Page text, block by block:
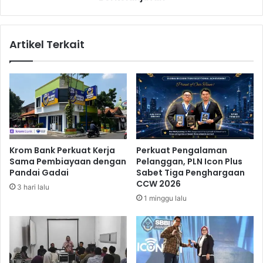
i
n
P
e
n
r
a
a
K
a
Artikel Terkait
Krom Bank Perkuat Kerja
Sama Pembiayaan dengan
Pandai Gadai
3 hari lalu
Perkuat Pengalaman
Pelanggan, PLN Icon Plus
Sabet Tiga Penghargaan
CCW 2026
1 minggu lalu